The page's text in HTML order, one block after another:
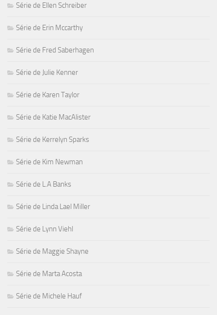
Série de Ellen Schreiber
Série de Erin Mccarthy
Série de Fred Saberhagen
Série de Julie Kenner
Série de Karen Taylor
Série de Katie MacAlister
Série de Kerrelyn Sparks
Série de Kim Newman
Série de L.A Banks
Série de Linda Lael Miller
Série de Lynn Viehl
Série de Maggie Shayne
Série de Marta Acosta
Série de Michele Hauf